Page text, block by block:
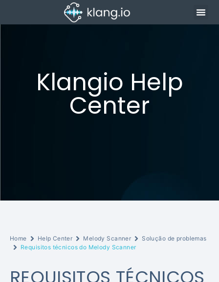
Klangio Help
Center
Home Help Center Melody Scanner
Solução de problemas
Requisitos técnicos do Melody Scanner